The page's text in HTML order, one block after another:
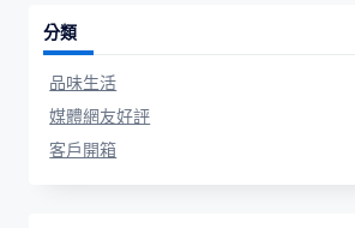
分類
品味生活
媒體網友好評
客戶開箱